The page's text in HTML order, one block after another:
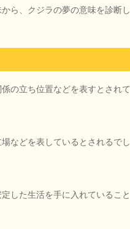
ら、クジラの夢の意味を診断し
の立ち位置などを表すとされて
などを表しているとされるでし
した生活を手に入れていること